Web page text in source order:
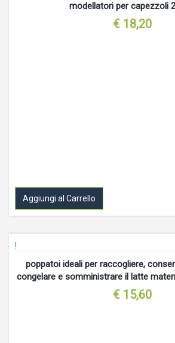
modellatori per capezzoli
€ 18,20
Aggiungi al Carrello
!
poppatoi ideali per raccogliere,
congelare e somministrare il latte
€ 15,60